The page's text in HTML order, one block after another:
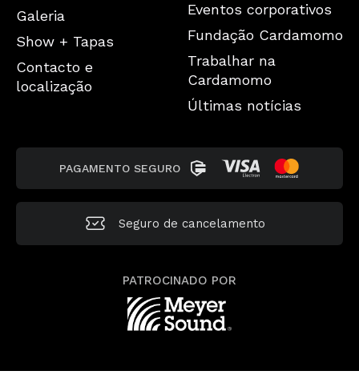
Galeria
Show + Tapas
Contacto e
localização
Eventos corporativos
Fundação Cardamomo
Trabalhar na
Cardamomo
Últimas notícias
PAGAMENTO SEGURO
Seguro de cancelamento
PATROCINADO POR